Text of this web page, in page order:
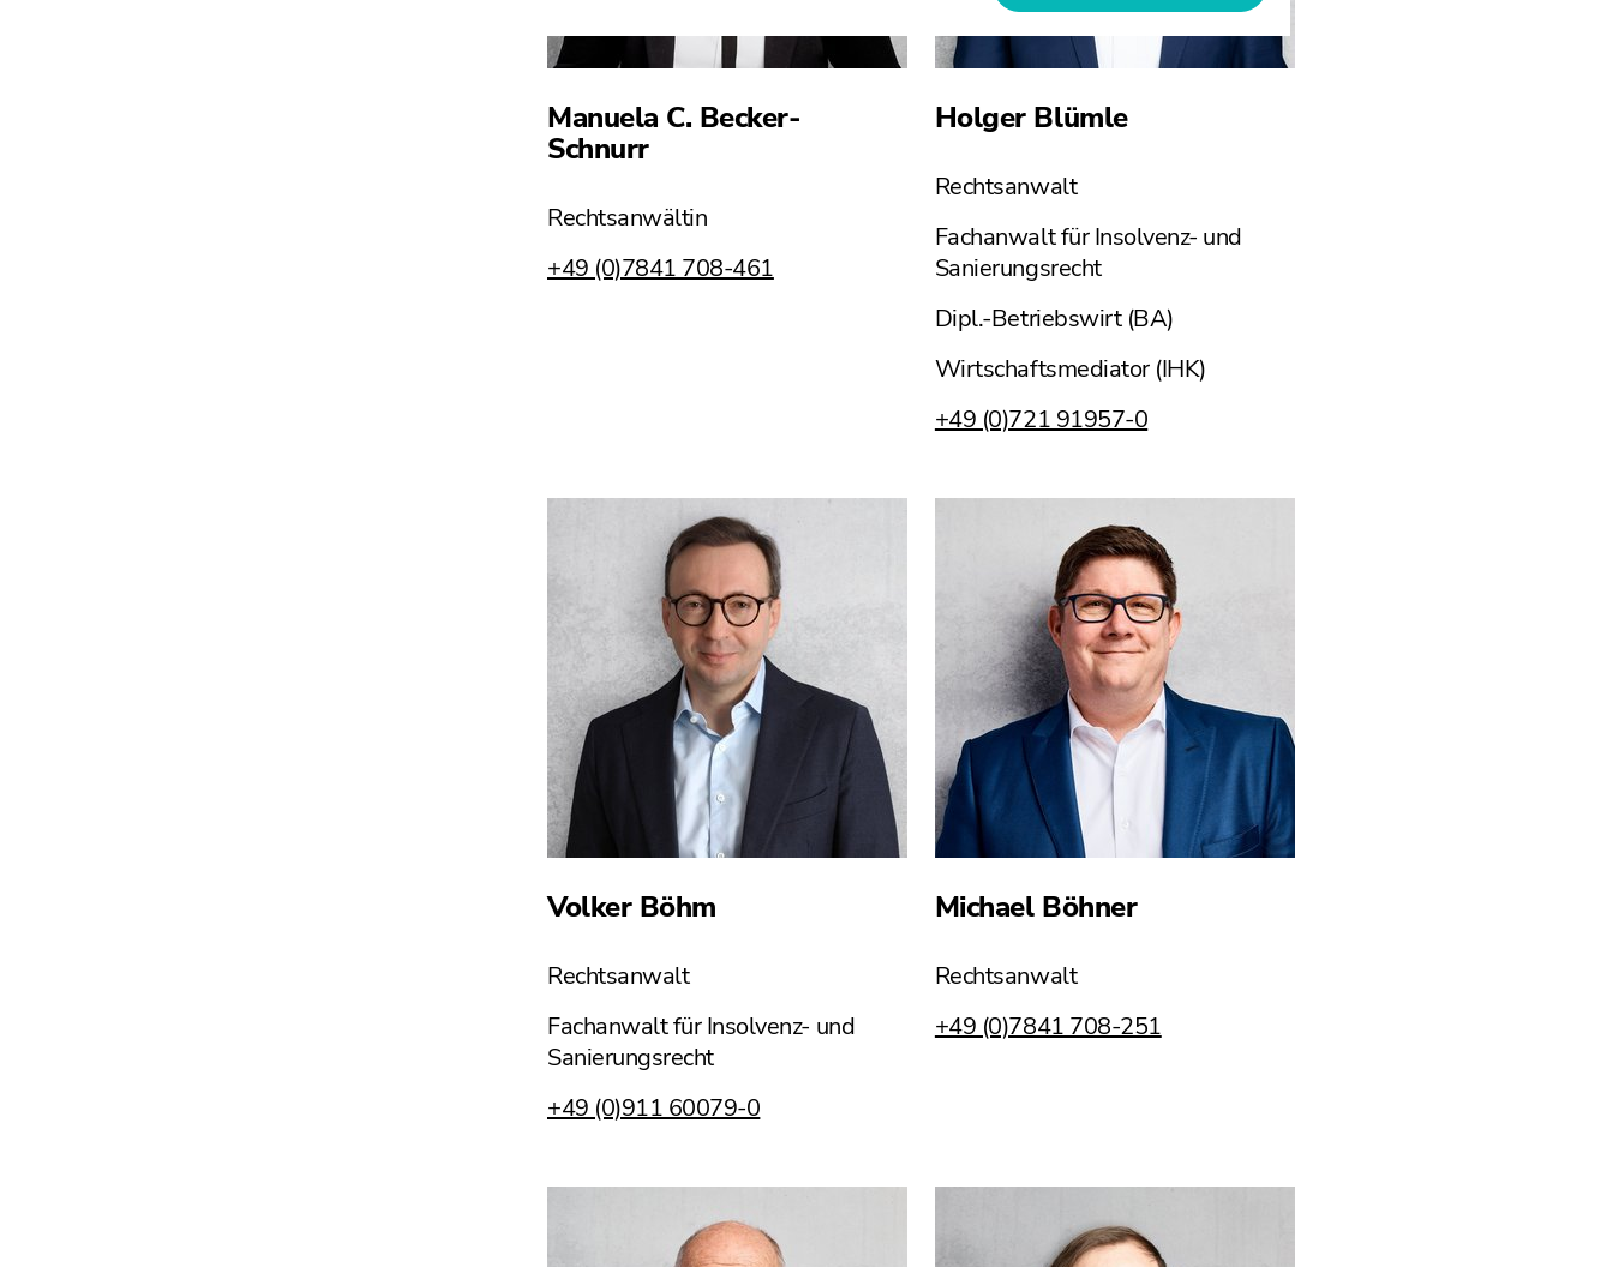
Manuela C. Becker-
Schnurr
Rechtsanwältin
+49 (0)7841 708-461
Holger Blümle
Rechtsanwalt
Fachanwalt für Insolvenz- und
Sanierungsrecht
Dipl.-Betriebswirt (BA)
Wirtschaftsmediator (IHK)
+49 (0)721 91957-0
Volker Böhm
Rechtsanwalt
Fachanwalt für Insolvenz- und
Sanierungsrecht
+49 (0)911 60079-0
Michael Böhner
Rechtsanwalt
+49 (0)7841 708-251